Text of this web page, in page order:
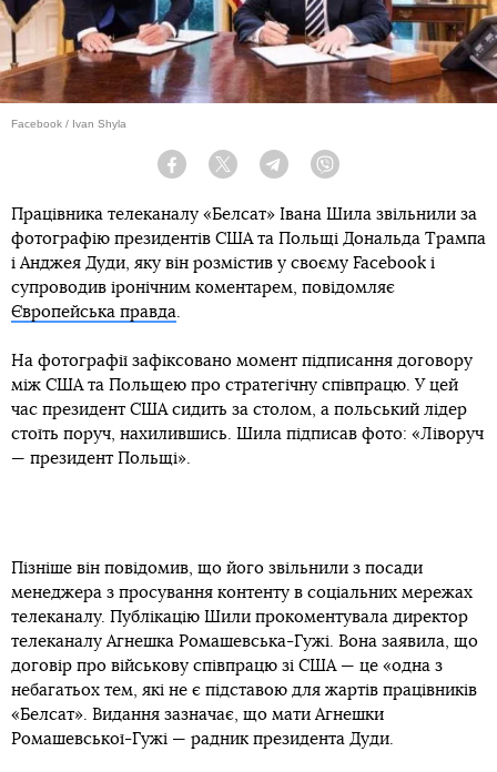
Facebook / Ivan Shyla
Facebook Twitter Telegram
Працівника телеканалу «Белсат» Івана Шила звільнили за
фотографію президентів США та Польщі Дональда Трампа
і Анджея Дуди, яку він розмістив у своєму Facebook і
супроводив іронічним коментарем, повідомляє
Європейська правда
На фотографії зафіксовано момент підписання договору
між США та Польщею про стратегічну співпрацю. У цей
час президент США сидить за столом, а польський лідер
стоїть поруч, нахилившись. Шила підписав фото: «Ліворуч
— президент Польщі».
Пізніше він повідомив, що його звільнили з посади
менеджера з просування контенту в соціальних мережах
телеканалу. Публікацію Шили прокоментувала директор
телеканалу Агнешка Ромашевська-Гужі. Вона заявила, що
договір про військову співпрацю зі США — це «одна з
небагатьох тем, які не є підставою для жартів працівників
«Белсат». Видання зазначає, що мати Агнешки
Ромашевської-Гужі — радник президента Дуди.